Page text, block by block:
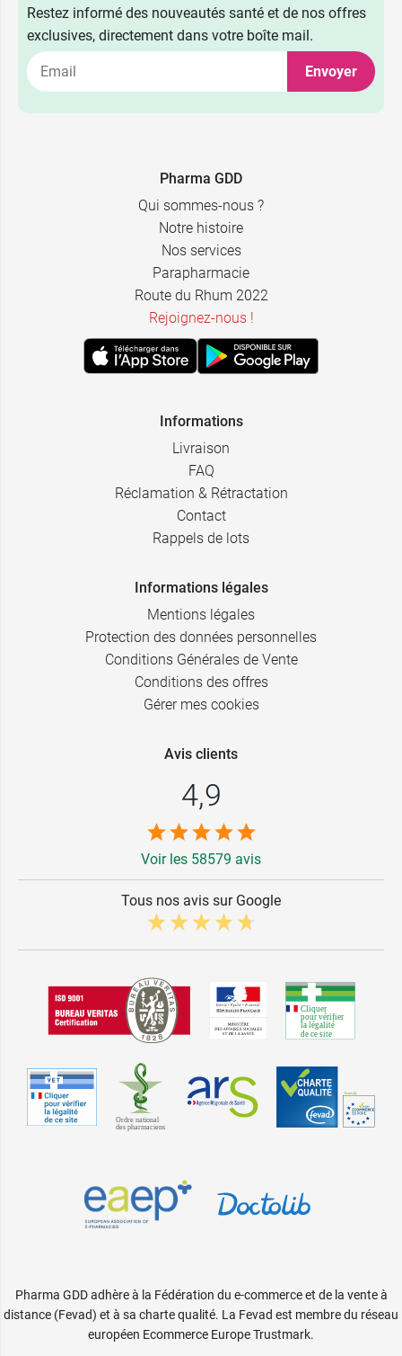
Restez informé des nouveautés santé et de nos offres
exclusives, directement dans votre boîte mail.
Envoyer
Pharma GDD
Qui sommes-nous ?
Notre histoire
Nos services
Parapharmacie
Route du Rhum 2022
Rejoignez-nous !
Informations
Livraison
FAQ
Réclamation & Rétractation
Contact
Rappels de lots
Informations légales
Mentions légales
Protection des données personnelles
Conditions Générales de Vente
Conditions des offres
Gérer mes cookies
Avis clients
4,9
Voir les 58579 avis
Tous nos avis sur Google
Pharma GDD adhère à la Fédération du e-commerce et de la vente à
distance (Fevad) et à sa charte qualité. La Fevad est membre du réseau
européen Ecommerce Europe Trustmark.